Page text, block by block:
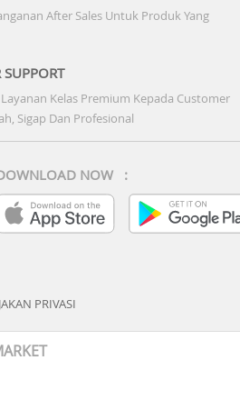
After Sales Untuk Produk Yang
SUPPORT
Kelas Premium Kepada Customer
Sigap Dan Profesional
NOW :
PRIVASI